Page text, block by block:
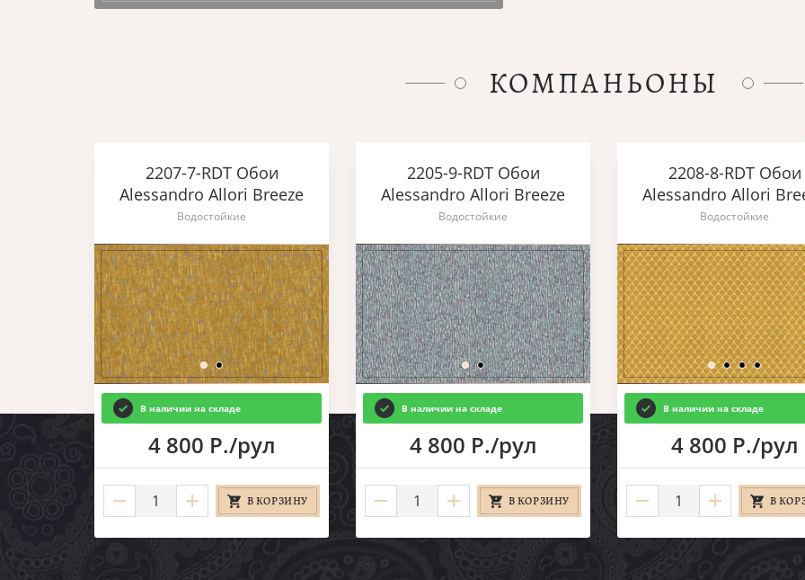
КОМПАНЬОНЫ
2207-7-RDT Обои
Alessandro Allori Breeze
Водостойкие
В наличии на складе
4 800 Р./рул
В КОРЗИНУ
2205-9-RDT Обои
Alessandro Allori Breeze
Водостойкие
В наличии на складе
4 800 Р./рул
В КОРЗИНУ
2208-8-RDT Обои
Alessandro Allori
Водостойкие
В наличии на складе
4 800 Р./рул
В